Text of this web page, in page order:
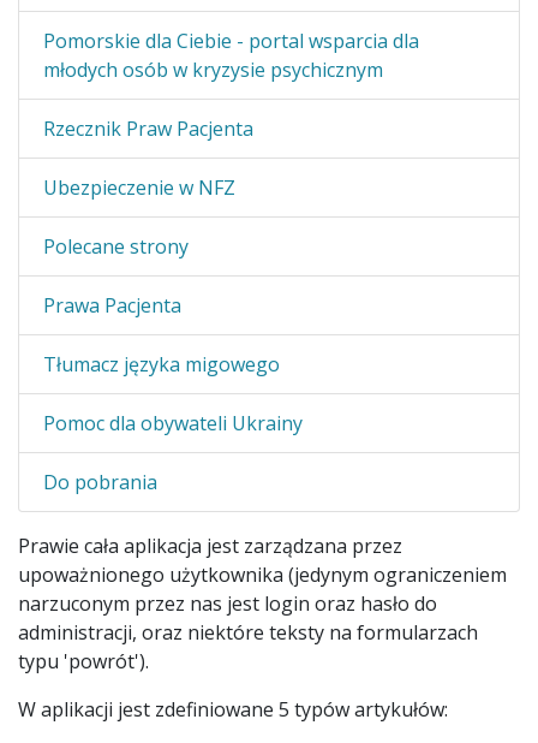
Pomorskie dla Ciebie - portal wsparcia dla
młodych osób w kryzysie psychicznym
Rzecznik Praw Pacjenta
Ubezpieczenie w NFZ
Polecane strony
Prawa Pacjenta
Tłumacz języka migowego
Pomoc dla obywateli Ukrainy
Do pobrania
Prawie cała aplikacja jest zarządzana przez
upoważnionego użytkownika (jedynym ograniczeniem
narzuconym przez nas jest login oraz hasło do
administracji, oraz niektóre teksty na formularzach
typu 'powrót').
W aplikacji jest zdefiniowane 5 typów artykułów: